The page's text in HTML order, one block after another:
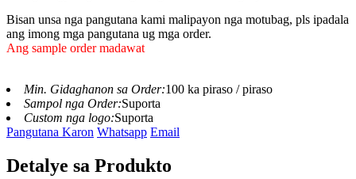
Bisan unsa nga pangutana kami malipayon nga motubag, pls ipadala
ang imong mga pangutana ug mga order.
Ang sample order madawat
Min. Gidaghanon sa Order:100 ka piraso / piraso
Sampol nga Order:Suporta
Custom nga logo:Suporta
Pangutana Karon Whatsapp Email
Detalye sa Produkto